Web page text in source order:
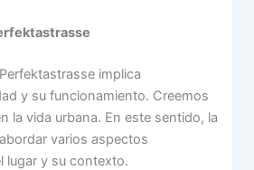
implica
y su funcionamiento. Creemos
la vida urbana. En este sentido, la
varios aspectos
lugar y su contexto.